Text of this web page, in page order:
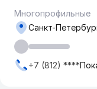
Многопрофильные
Санкт-
+7 (812) ****